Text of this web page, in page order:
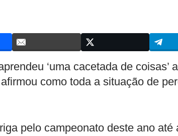
‘uma cacetada de coisas’
como toda a situação de
pelo campeonato deste ano até